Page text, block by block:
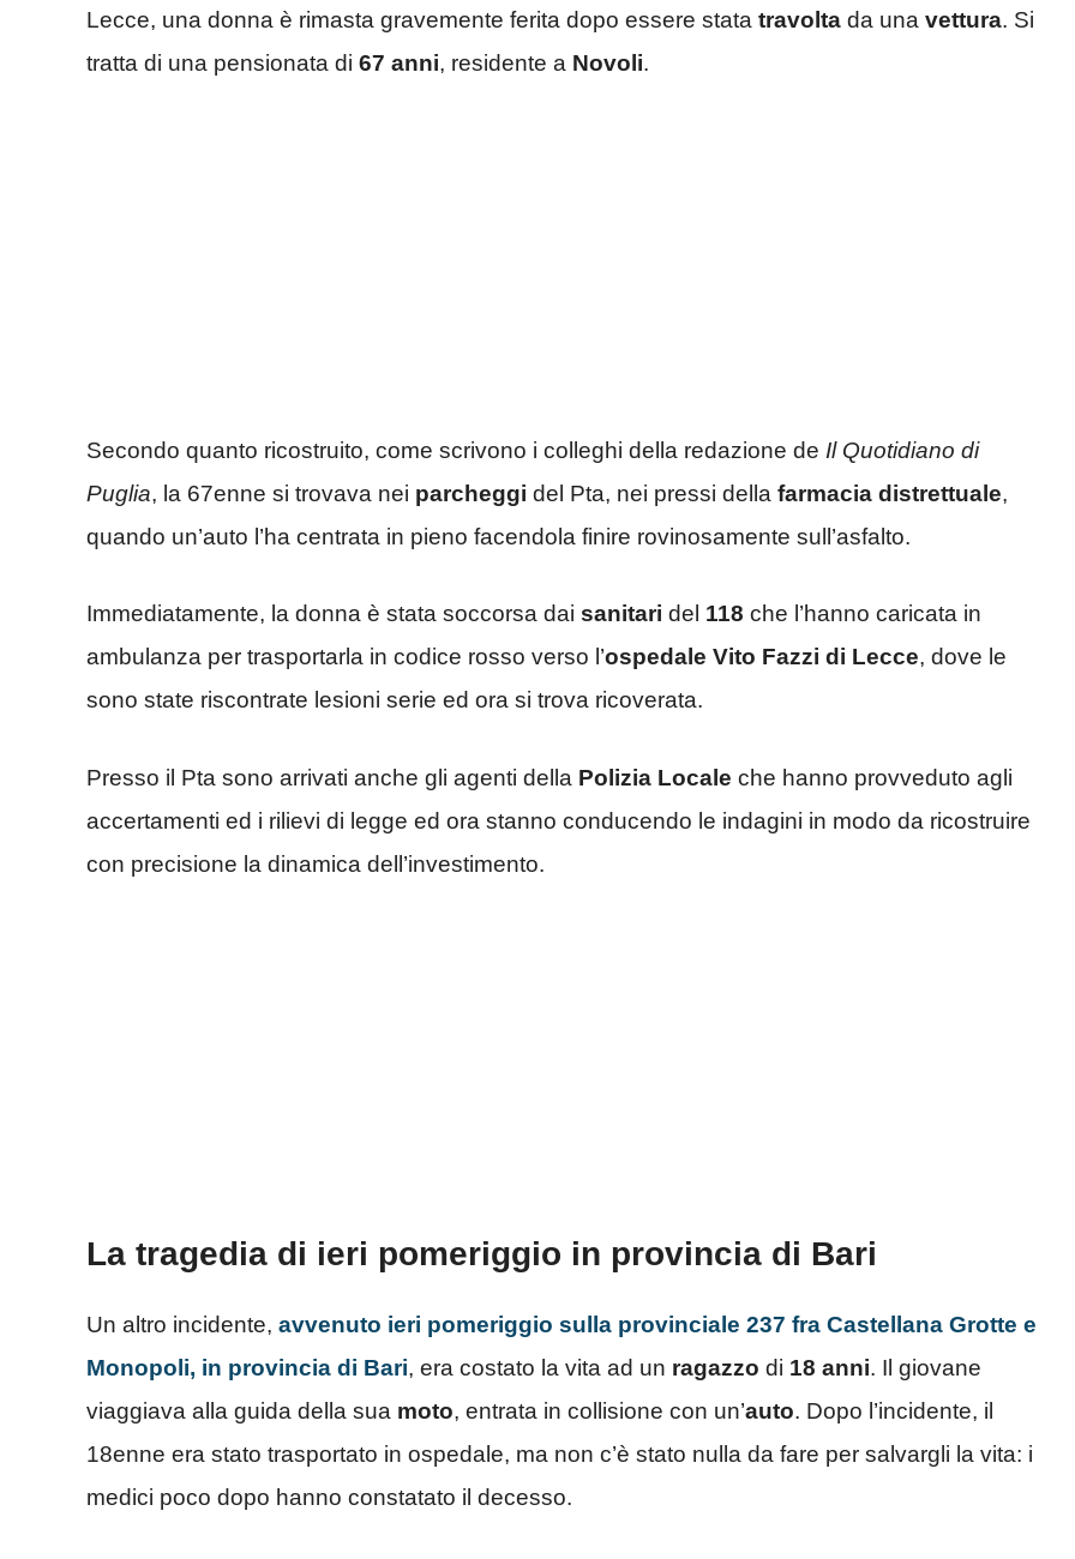
Lecce, una donna è rimasta gravemente ferita dopo essere stata travolta da una vettura. Si
tratta di una pensionata di 67 anni, residente a Novoli.
Secondo quanto ricostruito, come scrivono i colleghi della redazione de Il Quotidiano di
Puglia, la 67enne si trovava nei parcheggi del Pta, nei pressi della farmacia distrettuale,
quando un’auto l’ha centrata in pieno facendola finire rovinosamente sull’asfalto.
Immediatamente, la donna è stata soccorsa dai sanitari del 118 che l’hanno caricata in
ambulanza per trasportarla in codice rosso verso l’ospedale Vito Fazzi di Lecce, dove le
sono state riscontrate lesioni serie ed ora si trova ricoverata.
Presso il Pta sono arrivati anche gli agenti della Polizia Locale che hanno provveduto agli
accertamenti ed i rilievi di legge ed ora stanno conducendo le indagini in modo da ricostruire
con precisione la dinamica dell’investimento.
La tragedia di ieri pomeriggio in provincia di Bari
Un altro incidente, avvenuto ieri pomeriggio sulla provinciale 237 fra Castellana Grotte e
Monopoli, in provincia di Bari, era costato la vita ad un ragazzo di 18 anni. Il giovane
viaggiava alla guida della sua moto, entrata in collisione con un’auto. Dopo l’incidente, il
18enne era stato trasportato in ospedale, ma non c’è stato nulla da fare per salvargli la vita: i
medici poco dopo hanno constatato il decesso.